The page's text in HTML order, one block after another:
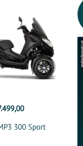
300 Sport